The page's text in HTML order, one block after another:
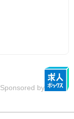
Sponsored by